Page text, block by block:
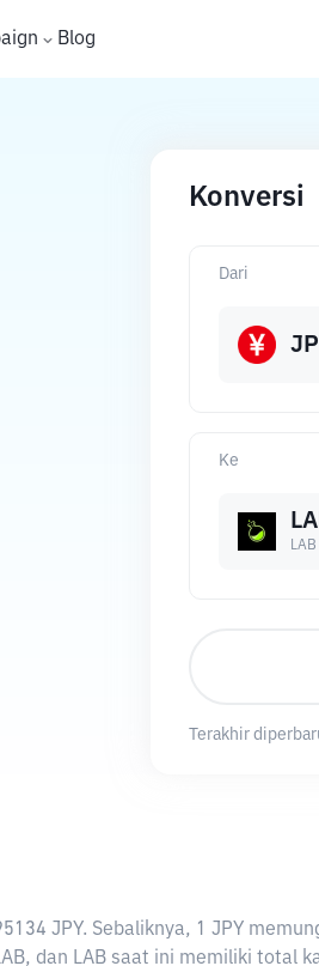
Blog
Konversi
Ke
LAB
Dari
Terakhir
JPY. Sebaliknya, 1 JPY
dan LAB saat ini memiliki total